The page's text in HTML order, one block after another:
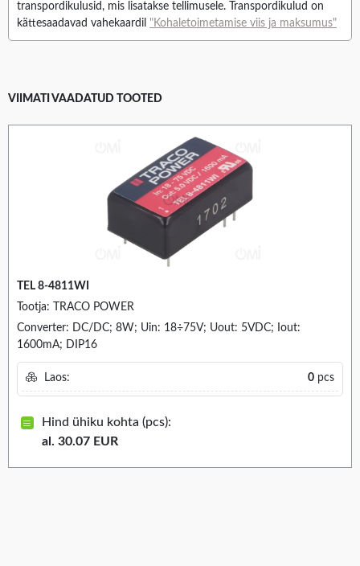
transpordikulusid, mis lisatakse tellimusele. Transpordikulud on
kättesaadavad vahekaardil "Kohaletoimetamise viis ja maksumus"
VIIMATI VAADATUD TOOTED
TEL 8-4811WI
Tootja: TRACO POWER
Converter: DC/DC; 8W; Uin: 18÷75V; Uout: 5VDC; Iout:
1600mA; DIP16
Laos: 0 pcs
Hind ühiku kohta (pcs):
al. 30.07 EUR